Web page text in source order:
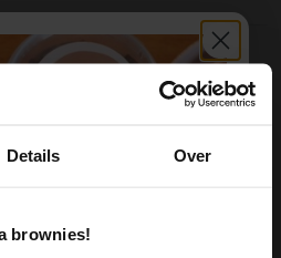
Details Over
brownies!